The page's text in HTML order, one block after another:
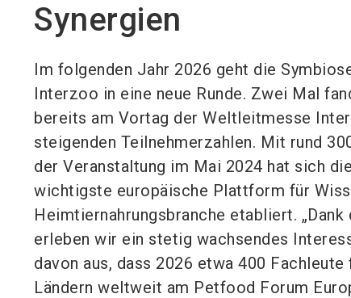
Synergien
Im folgenden Jahr 2026 geht die
Interzoo in eine neue Runde. Zwei Mal
bereits am Vortag der Weltleitmesse
steigenden Teilnehmerzahlen. Mit rund
der Veranstaltung im Mai 2024 hat sich
wichtigste europäische Plattform für
Heimtiernahrungsbranche etabliert.
erleben wir ein stetig wachsendes
davon aus, dass 2026 etwa 400
Ländern weltweit am Petfood Forum